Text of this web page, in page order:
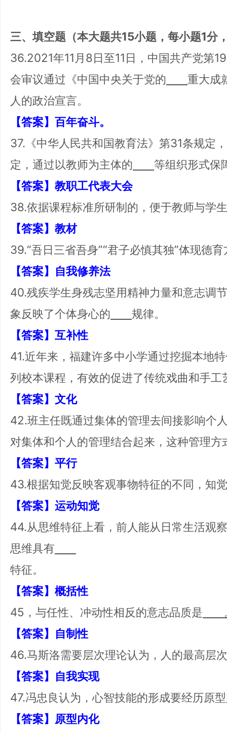
三、填空题（本大题共15小题，每小题1分
36.2021年11月8日至11日，中国共产党第
会审议通过《中国中央关于党的
重大成
人的政治宣言。
【答案】百年奋斗。
37.《中华人民共和国教育法》第31条规定
定，通过以教师为主体的
等组织形式保
【答案】教职工代表大会
38.依据课程标准所研制的，便于教师与学
【答案】教材
39.“吾日三省吾身”“君子必慎其独”体现德
【答案】自我修养法
40.残疾学生身残志坚用精神力量和意志调
象反映了个体身心的
规律。
【答案】互补性
41.近年来，福建许多中小学通过挖掘本地
列校本课程，有效的促进了传统戏曲和手
【答案】文化
42.班主任既通过集体的管理去间接影响个
对集体和个人的管理结合起来，这种管理方
【答案】平行
43.根据知觉反映客观事物特征的不同，知
【答案】运动知觉
44.从思维特征上看，前人能从日常生活观
思维具有
特征。
【答案】概括性
45，与任性、冲动性相反的意志品质是
【答案】自制性
46.马斯洛需要层次理论认为，人的最高层
【答案】自我实现
47.冯忠良认为，心智技能的形成要经历原
【答案】原型内化